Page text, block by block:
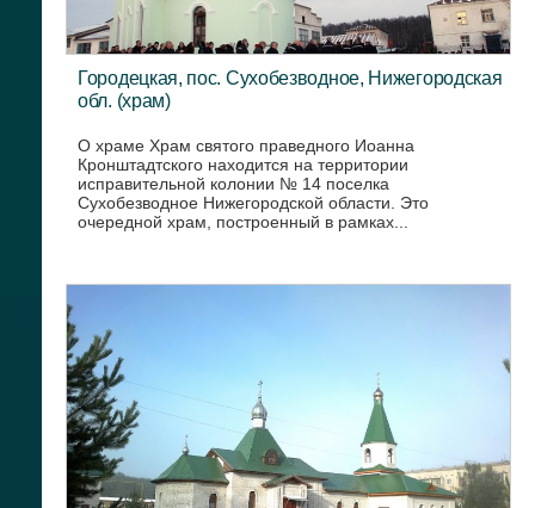
Городецкая, пос. Сухобезводное, Нижегородская
обл. (храм)
О храме Храм святого праведного Иоанна
Кронштадтского находится на территории
исправительной колонии № 14 поселка
Сухобезводное Нижегородской области. Это
очередной храм, построенный в рамках...